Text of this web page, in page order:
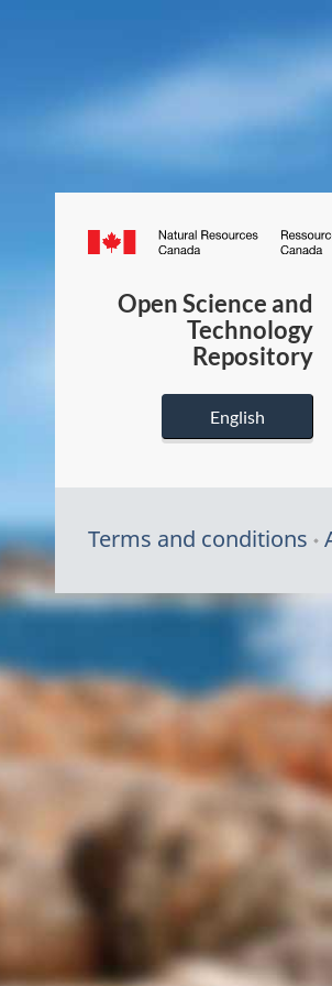
Canada.ca
Open Science and
Technology
Repository
English
Terms and conditions